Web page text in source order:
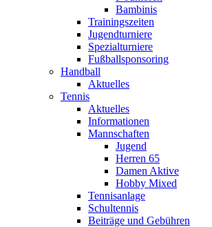
Bambinis
Trainingszeiten
Jugendturniere
Spezialturniere
Fußballsponsoring
Handball
Aktuelles
Tennis
Aktuelles
Informationen
Mannschaften
Jugend
Herren 65
Damen Aktive
Hobby Mixed
Tennisanlage
Schultennis
Beiträge und Gebühren